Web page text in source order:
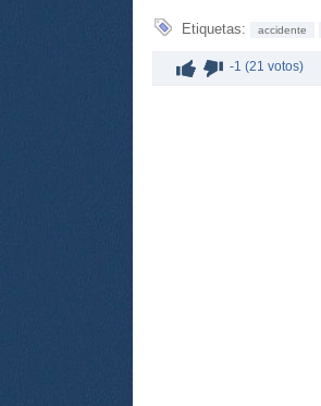
Etiquetas: accidente
-1 (21 votos)